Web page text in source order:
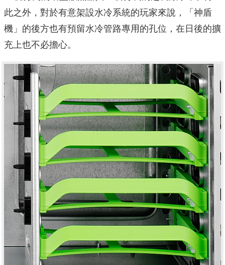
此之外，對於有意架設水冷系統的玩家來說，「神盾
機」的後方也有預留水冷管路專用的孔位，在日後的擴
充上也不必擔心。